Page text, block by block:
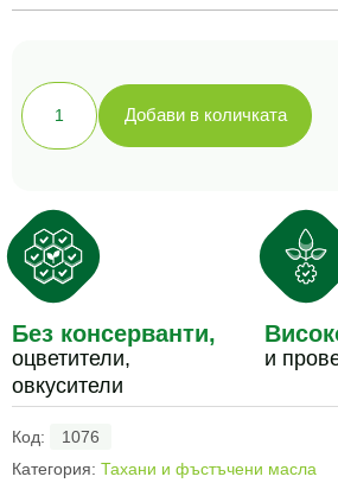
количество
за
от
черен
сусам,
340
g
Добави в количката
Без консерванти,
оцветители,
овкусители
и
Код:
1076
Категория: Тахани и фъстъчени масла